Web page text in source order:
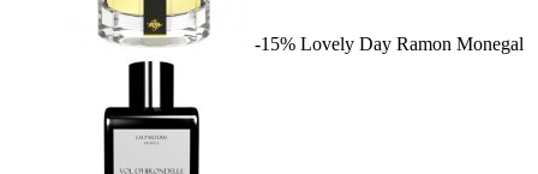
-15% Lovely Day Ramon Monegal